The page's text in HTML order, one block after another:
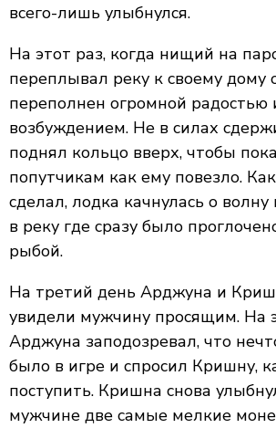
всего-лишь улыбнулся.
На этот раз, когда нищий на
переплывал реку к своему дому
переполнен огромной радостью
возбуждением. Не в силах
поднял кольцо вверх, чтобы
попутчикам как ему повезло.
сделал, лодка качнулась о
в реку где сразу было
рыбой.
На третий день Арджуна и
увидели мужчину просящим. На
Арджуна заподозревал, что
было в игре и спросил Кришну,
поступить. Кришна снова
мужчине две самые мелкие